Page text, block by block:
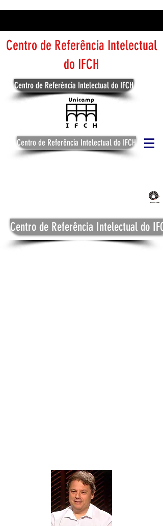
Centro de Referência Intelectual
do IFCH
Centro de Referência Intelectual do IFCH
Centro de Referência Intelectual do IFCH
Centro de Referência Intelectual do IFCH
Centro de Referência Intelectual do